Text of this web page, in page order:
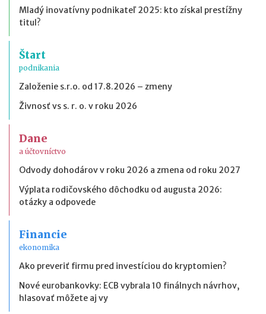
Mladý inovatívny podnikateľ 2025: kto získal prestížny
titul?
Štart
podnikania
Založenie s.r.o. od 17.8.2026 – zmeny
Živnosť vs s. r. o. v roku 2026
Dane
a účtovníctvo
Odvody dohodárov v roku 2026 a zmena od roku 2027
Výplata rodičovského dôchodku od augusta 2026:
otázky a odpovede
Financie
ekonomika
Ako preveriť firmu pred investíciou do kryptomien?
Nové eurobankovky: ECB vybrala 10 finálnych návrhov,
hlasovať môžete aj vy